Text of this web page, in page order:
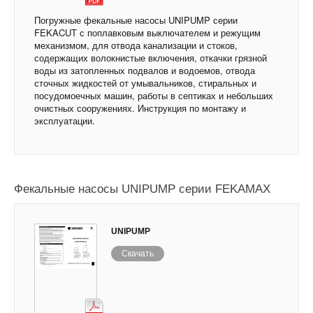
Погружные фекальные насосы UNIPUMP серии
FEKACUT с поплавковым выключателем и режущим
механизмом, для отвода канализации и стоков,
содержащих волокнистые включения, откачки грязной
воды из затопленных подвалов и водоемов, отвода
сточных жидкостей от умывальников, стиральных и
посудомоечных машин, работы в септиках и небольших
очистных сооружениях. Инструкция по монтажу и
эксплуатации.
Фекальные насосы UNIPUMP серии FEKAMAX
UNIPUMP
Скачать